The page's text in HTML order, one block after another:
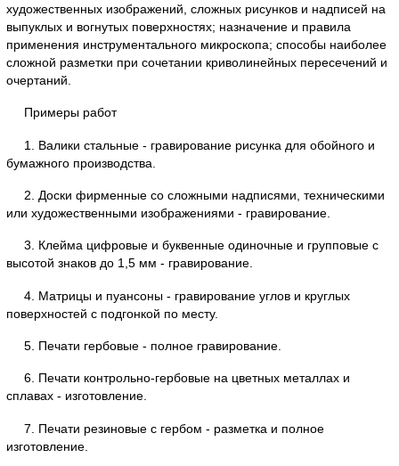
художественных изображений, сложных рисунков и надписей на
выпуклых и вогнутых поверхностях; назначение и правила
применения инструментального микроскопа; способы наиболее
сложной разметки при сочетании криволинейных пересечений и
очертаний.
Примеры работ
1. Валики стальные - гравирование рисунка для обойного и
бумажного производства.
2. Доски фирменные со сложными надписями, техническими
или художественными изображениями - гравирование.
3. Клейма цифровые и буквенные одиночные и групповые с
высотой знаков до 1,5 мм - гравирование.
4. Матрицы и пуансоны - гравирование углов и круглых
поверхностей с подгонкой по месту.
5. Печати гербовые - полное гравирование.
6. Печати контрольно-гербовые на цветных металлах и
сплавах - изготовление.
7. Печати резиновые с гербом - разметка и полное
изготовление.